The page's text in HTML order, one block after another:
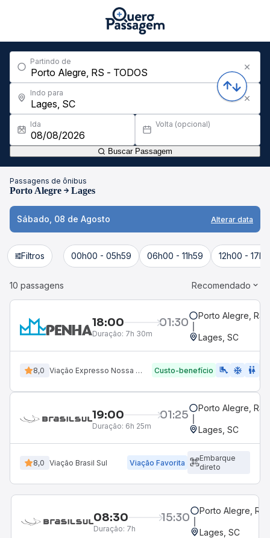
Partindo de
Indo para
Ida Volta (opcional)
Buscar Passagem
Passagens de ônibus
Porto Alegre Lages
Sábado, 08 de Agosto Alterar data
Filtros 00h00 - 05h59 06h00 - 11h59 12h00 -
10 passagens Recomendado
18:00 01:30
Duração: 7h 30m
Porto Alegre, RS
Lages, SC
8,0 Viação Expresso Nossa Senhora da Penha Custo-benefício airline_seat_legroom_extra ac_unit WC
19:00 01:25
Duração: 6h 25m
Porto Alegre, RS
Lages, SC
8,0 Viação Brasil Sul Viação Favorita
Embarque
direto
08:30 15:30
Duração: 7h
Porto Alegre, RS
Lages, SC